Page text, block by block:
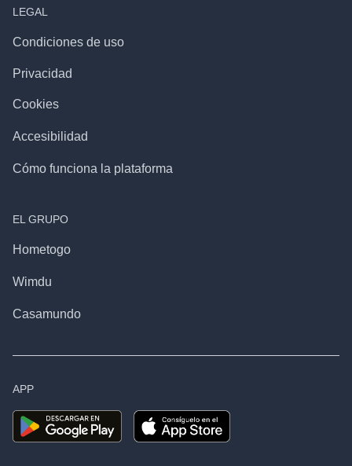
LEGAL
Condiciones de uso
Privacidad
Cookies
Accesibilidad
Cómo funciona la plataforma
EL GRUPO
Hometogo
Wimdu
Casamundo
APP